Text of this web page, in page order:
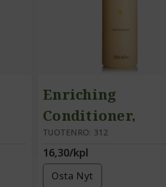
Enriching
Conditioner,
hiustenhoitoaine
TUOTENRO: 312
16,30/kpl
Osta Nyt